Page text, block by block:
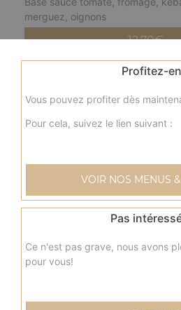
merguez, oignons
12.70€
Base crème fraîche, fromage,
de terre, champignons, olives
nordique moyenne
Base crème fraîche, fromage,
Profitez-
Vous pouvez profiter dès
Pour cela, suivez le lien suivant :
VOIR NOS MENUS
Pas
Ce n'est pas grave, nous avons
pour vous!